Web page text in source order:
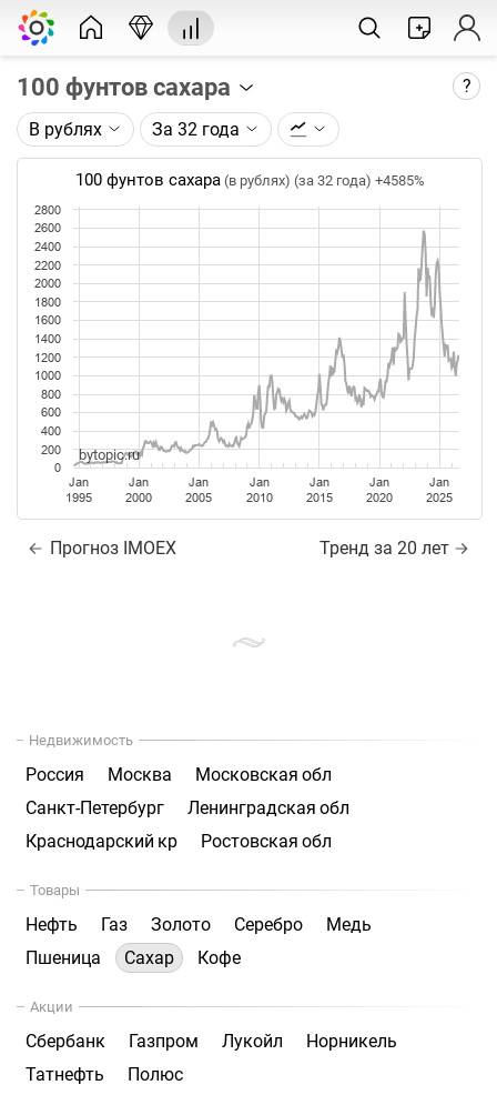
100 фунтов сахара ?
Описание графика:
Цена фьючерса на сахар, торгуемого на ICE.
Каждая точка на графике - цена закрытия дня,
недели или месяца. Оптимальный таймфрейм
(день, неделя, месяц) подбирается автоматически
при изменении глубины графика.
Данные добавляются ежедневно.
В рублях За 32 года
100 фунтов сахара (в рублях) (за 32 года) +4585%
Jan
1995
Jan
2000
Jan
2005
Jan
2010
Jan
2015
Jan
2020
Jan
2025
0
200
400
600
800
1000
1200
1400
1600
1800
2000
2200
2400
2600
2800
bytopic.ru
Прогноз IMOEX Тренд за 20 лет
Недвижимость
Россия Москва
Московская обл
Санкт-Петербург
Ленинградская обл
Краснодарский кр
Ростовская обл
Товары
Нефть Газ Золото Серебро
Медь
Пшеница
Сахар Кофе
Акции
Сбербанк Газпром Лукойл
Норникель
Татнефть
Полюс